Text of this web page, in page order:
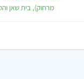
מרחוק), בית שאן